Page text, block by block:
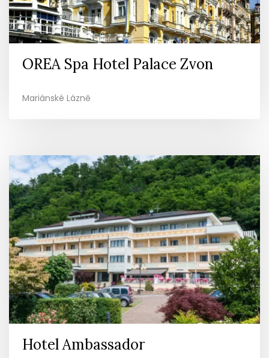
OREA Spa Hotel Palace Zvon
Mariánské Lázně
Hotel Ambassador